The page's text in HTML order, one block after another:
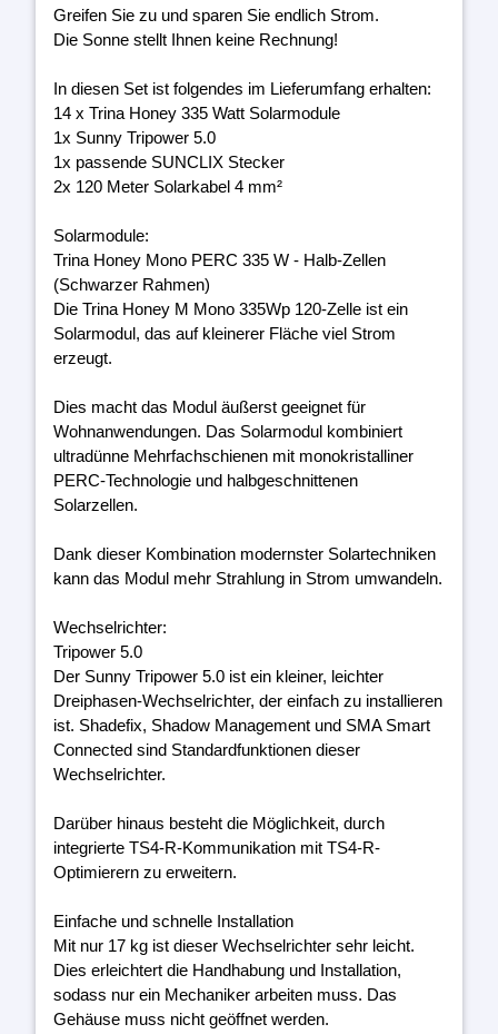
Greifen Sie zu und sparen Sie endlich Strom.
Die Sonne stellt Ihnen keine Rechnung!
In diesen Set ist folgendes im Lieferumfang erhalten:
14 x Trina Honey 335 Watt Solarmodule
1x Sunny Tripower 5.0
1x passende SUNCLIX Stecker
2x 120 Meter Solarkabel 4 mm²
Solarmodule:
Trina Honey Mono PERC 335 W - Halb-Zellen
(Schwarzer Rahmen)
Die Trina Honey M Mono 335Wp 120-Zelle ist ein
Solarmodul, das auf kleinerer Fläche viel Strom
erzeugt.
Dies macht das Modul äußerst geeignet für
Wohnanwendungen. Das Solarmodul kombiniert
ultradünne Mehrfachschienen mit monokristalliner
PERC-Technologie und halbgeschnittenen
Solarzellen.
Dank dieser Kombination modernster Solartechniken
kann das Modul mehr Strahlung in Strom umwandeln.
Wechselrichter:
Tripower 5.0
Der Sunny Tripower 5.0 ist ein kleiner, leichter
Dreiphasen-Wechselrichter, der einfach zu installieren
ist. Shadefix, Shadow Management und SMA Smart
Connected sind Standardfunktionen dieser
Wechselrichter.
Darüber hinaus besteht die Möglichkeit, durch
integrierte TS4-R-Kommunikation mit TS4-R-
Optimierern zu erweitern.
Einfache und schnelle Installation
Mit nur 17 kg ist dieser Wechselrichter sehr leicht.
Dies erleichtert die Handhabung und Installation,
sodass nur ein Mechaniker arbeiten muss. Das
Gehäuse muss nicht geöffnet werden.